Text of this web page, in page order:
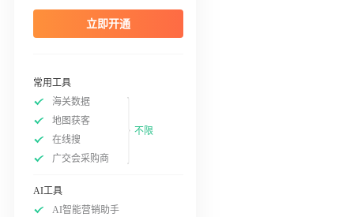
立即开通
常用工具
海关数据
地图获客
在线搜
广交会采购商
不限
AI工具
AI智能营销助手